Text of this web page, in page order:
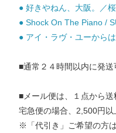
● 好きやねん、大阪。／
● Shock On The Piano /
● アイ・ラヴ・ユーから
■通常２４時間以内に発送
■メール便は、１点から送
宅急便の場合、2,500円以
※「代引き」ご希望の方